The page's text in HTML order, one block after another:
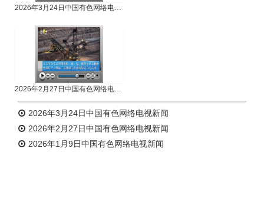
2026年3月24日中国有色网络电视新闻
2026年2月27日中国有色网络电视新闻
2026年3月24日中国有色网络电视新闻
2026年2月27日中国有色网络电视新闻
2026年1月9日中国有色网络电视新闻